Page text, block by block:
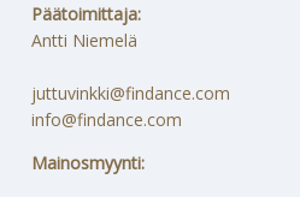
Päätoimittaja:
Antti Niemelä
juttuvinkki@findance.com
info@findance.com
Mainosmyynti: